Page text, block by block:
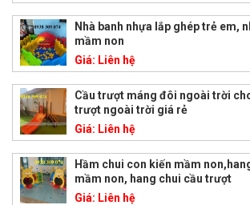
Nhà banh nhựa lắp ghép trẻ em,
mầm non
Giá: Liên hệ
Cầu trượt máng đôi ngoài trời
trượt ngoài trời giá rẻ
Giá: Liên hệ
Hầm chui con kiến mầm
mầm non, hang chui cầu trượt
Giá: Liên hệ